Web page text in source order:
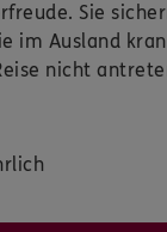
Sie
im Ausland
nicht